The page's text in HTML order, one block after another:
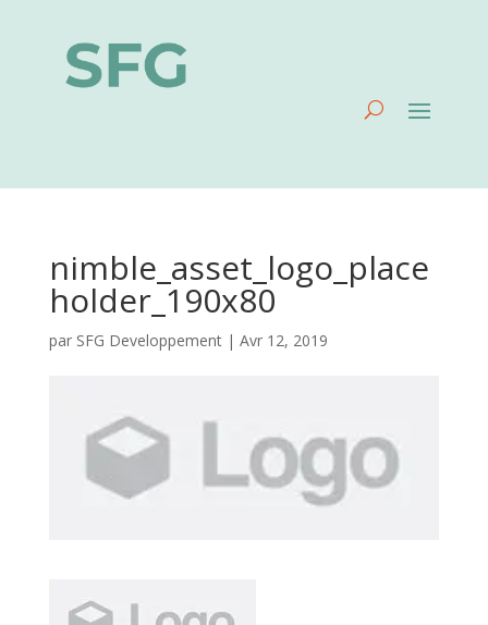
nimble_asset_logo_place
holder_190x80
par SFG Developpement| Avr 12, 2019